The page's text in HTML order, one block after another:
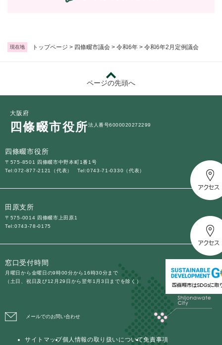
現在地 トップページ > 四條畷市議会 > 令和6年 > 令和6年2月定例議会
ページの先頭へ
大阪府
四條畷市役所法人番号6000020272299
四條畷市役所
〒575-8501 四條畷市中野本町1番1号
Tel:072-877-2121（代表）
Tel:0743-71-0330（代表）
田原支所
〒575-0014 四條畷市上田原1
Tel:0743-78-0175
窓口受付時間
月曜日から金曜日の9時00分から16時30分まで
（土日、祝日及び12月29日から翌年1月3日までを除く）
メールでのお問い合わせ
サイトマップ個人情報の取り扱いについて免責事項